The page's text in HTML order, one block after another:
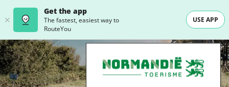
Get the app
The fastest, easiest way to
RouteYou
USE APP